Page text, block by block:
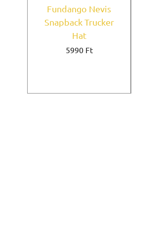
Fundango Nevis
Snapback Trucker
Hat
Ár
5990 Ft